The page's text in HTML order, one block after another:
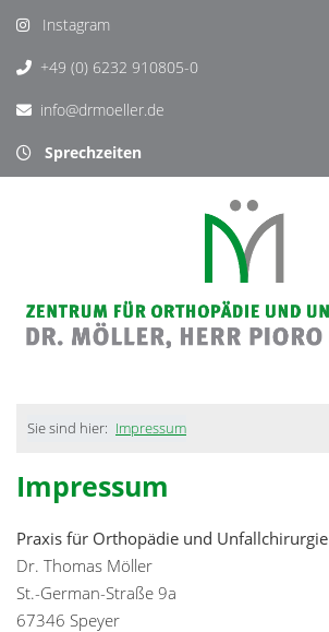
Instagram
+49 (0) 6232 910805-0
info@drmoeller.de
Sprechzeiten
Sie sind hier: Impressum
Impressum
Praxis für Orthopädie und Unfallchirurgie
Dr. Thomas Möller
St.-German-Straße 9a
67346 Speyer